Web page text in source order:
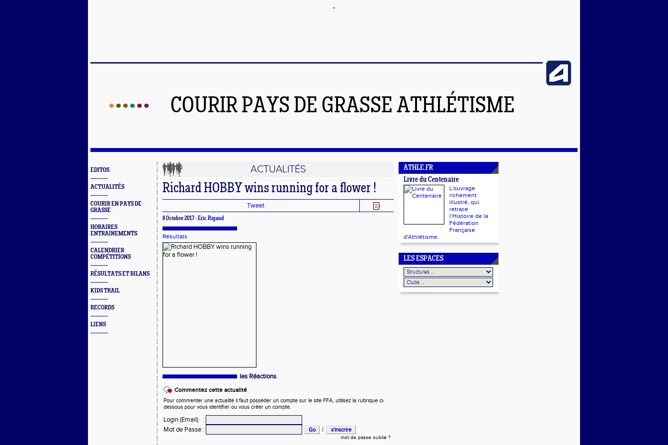
COURIR PAYS DE GRASSE ATHLÉTISME
EDITOS
ACTUALITÉS
COURIR EN PAYS DE
GRASSE
HORAIRES
ENTRAINEMENTS
CALENDRIER
COMPÉTITIONS
RÉSULTATS ET BILANS
KIDS TRAIL
RECORDS
LIENS
ACTUALITÉS
Richard HOBBY wins running for a flower !
Tweet
8 Octobre 2017 -Eric Rigaud
Résultats
les Réactions
Commentez cette actualité
Pour commenter une actualité il faut posséder un compte sur le site FFA, utilisez la rubrique ci-
dessous pour vous identifier ou vous créer un compte.
Login (Email)
:
Mot de Passe : |
mot de passe oublié ?
ATHLE.FR
Livre du Centenaire
L'ouvrage
richement
illustré, qui
retrace
l’Histoire de la
Fédération
Française
d'Athlétisme.
LES ESPACES